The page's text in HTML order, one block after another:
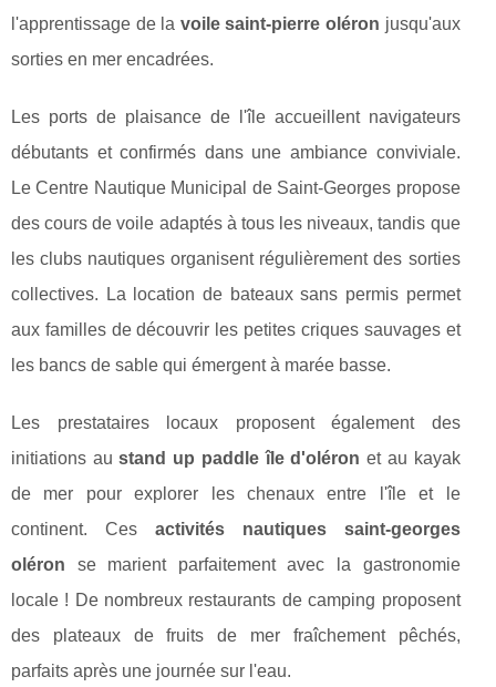
l'apprentissage de la voile saint-pierre oléron jusqu'aux
sorties en mer encadrées.
Les ports de plaisance de l'île accueillent navigateurs
débutants et confirmés dans une ambiance conviviale.
Le Centre Nautique Municipal de Saint-Georges propose
des cours de voile adaptés à tous les niveaux, tandis que
les clubs nautiques organisent régulièrement des sorties
collectives. La location de bateaux sans permis permet
aux familles de découvrir les petites criques sauvages et
les bancs de sable qui émergent à marée basse.
Les prestataires locaux proposent également des
initiations austand up paddle île d'oléron et au kayak
de mer pour explorer les chenaux entre l'île et le
continent. Ces activités nautiques saint-georges
oléron se marient parfaitement avec la gastronomie
locale ! De nombreux restaurants de camping proposent
des plateaux de fruits de mer fraîchement pêchés,
parfaits après une journée sur l'eau.